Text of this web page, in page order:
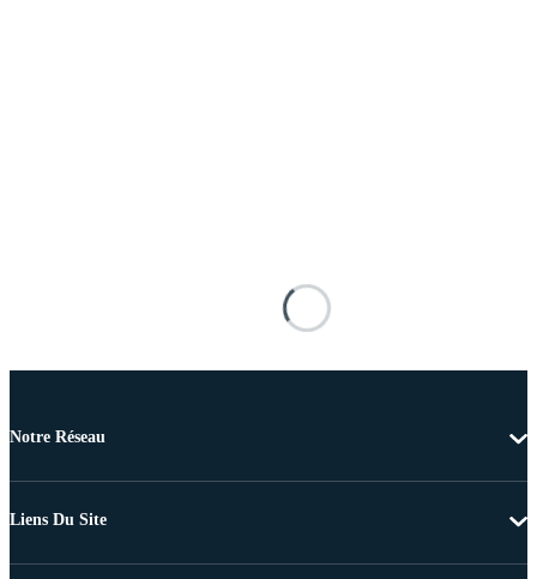
Notre Réseau
Liens Du Site